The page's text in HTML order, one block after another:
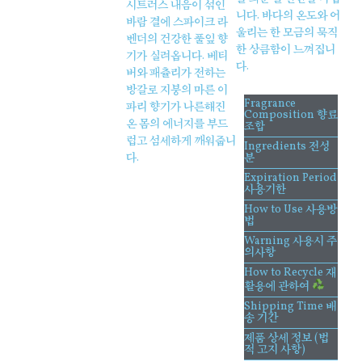
시트러스 내음이 섞인
바람 결에 스파이크 라
벤더의 건강한 풀잎 향
기가 실려옵니다. 베티
버와 패츌리가 전하는
방갈로 지붕의 마른 이
파리 향기가 나른해진
온 몸의 에너지를 부드
럽고 섬세하게 깨워줍니
다.
니다. 바다의 온도와 어
울리는 한 모금의 묵직
한 상큼함이 느껴집니
다.
Fragrance
Composition 향료
조합
Ingredients 전성
분
Expiration Period
사용기한
How to Use 사용방
법
Warning 사용시 주
의사항
How to Recycle 재
활용에 관하여
Shipping Time 배
송 기간
제품 상세 정보 (법
적 고지 사항)